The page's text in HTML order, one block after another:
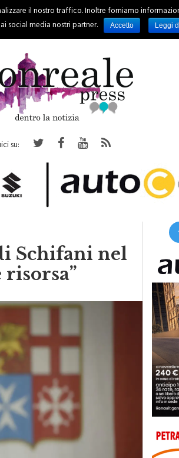
EVENTI RUBRICHE SPORT
su:
Schifani nel
risorsa”
il nostro traffico. Inoltre forniamo
social media nostri partner.
Accetto Leggi